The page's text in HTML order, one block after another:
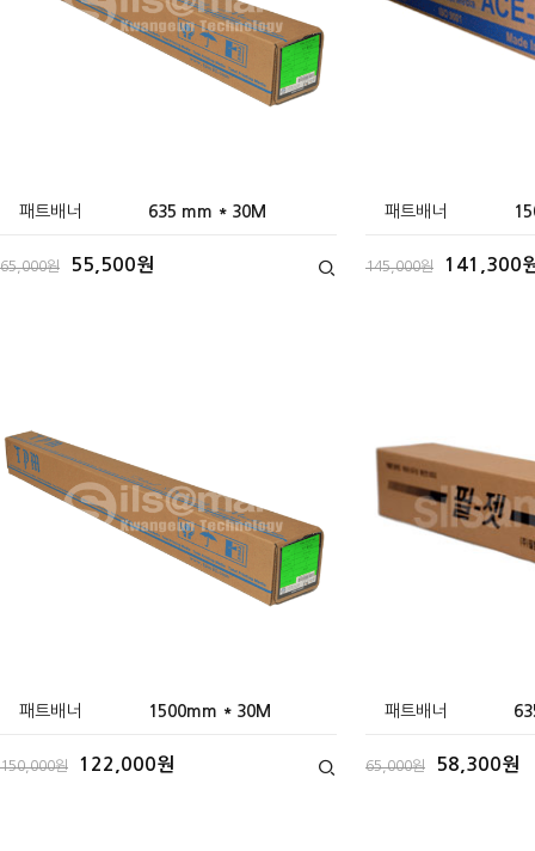
패트배너 635 mm * 30M
65,000원 55,500원
패트배너
145,000원 141,300
패트배너 1500mm * 30M
150,000원 122,000원
패트배너
65,000원 58,300원